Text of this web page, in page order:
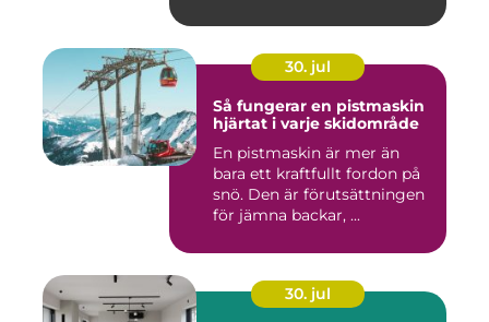
30. jul
Så fungerar en pistmaskin
hjärtat i varje skidområde
En pistmaskin är mer än
bara ett kraftfullt fordon på
snö. Den är förutsättningen
för jämna backar, ...
30. jul